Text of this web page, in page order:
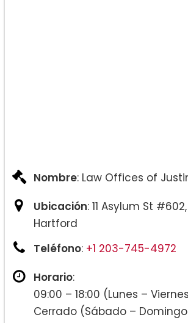
Nombre: Law Offices of
Ubicación: 11 Asylum St
Hartford
Teléfono: +1 203-745-4972
Horario:
09:00 – 18:00 (Lunes –
Cerrado (Sábado –